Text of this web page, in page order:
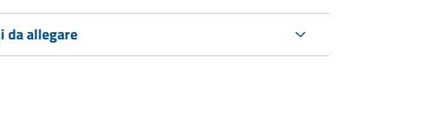
da allegare